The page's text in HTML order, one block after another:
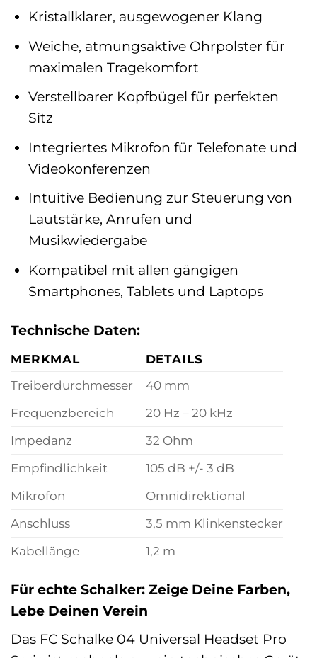
Kristallklarer, ausgewogener Klang
Weiche, atmungsaktive Ohrpolster für
maximalen Tragekomfort
Verstellbarer Kopfbügel für perfekten
Sitz
Integriertes Mikrofon für Telefonate und
Videokonferenzen
Intuitive Bedienung zur Steuerung von
Lautstärke, Anrufen und
Musikwiedergabe
Kompatibel mit allen gängigen
Smartphones, Tablets und Laptops
Technische Daten:
MERKMAL
DETAILS
Treiberdurchmesser
40 mm
Frequenzbereich
20 Hz – 20 kHz
Impedanz
32 Ohm
Empfindlichkeit
105 dB +/- 3 dB
Mikrofon
Omnidirektional
Anschluss
3,5 mm Klinkenstecker
Kabellänge
1,2 m
Für echte Schalker: Zeige Deine Farben,
Lebe Deinen Verein
Das FC Schalke 04 Universal Headset Pro